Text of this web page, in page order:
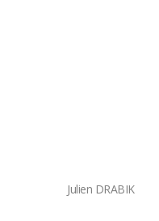
Julien DRABIK